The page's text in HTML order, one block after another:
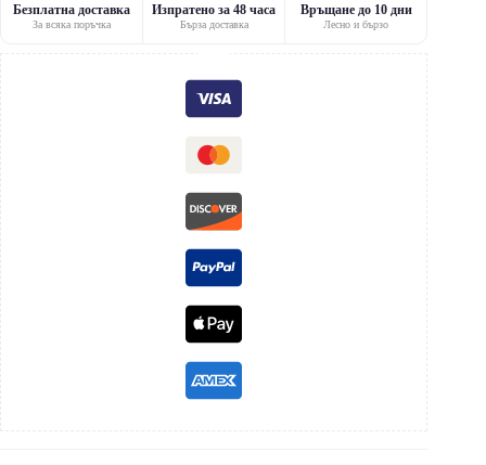
Безплатна доставка
За всяка поръчка
Изпратено за 48 часа
Бърза доставка
Връщане до 10 дни
Лесно и бързо